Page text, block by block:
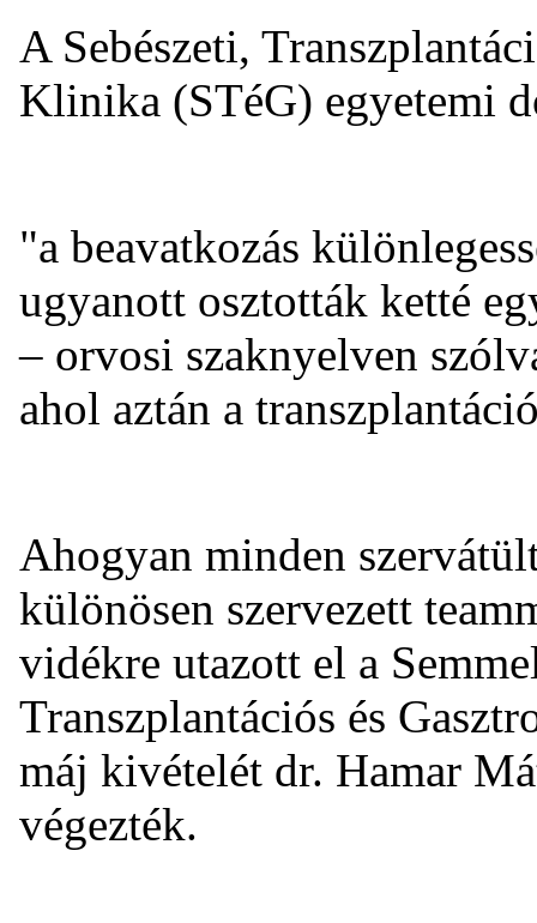
A Sebészeti,
Klinika (STéG) egyetemi
"a beavatkozás
ugyanott osztották ketté
– orvosi szaknyelven
ahol aztán a
Ahogyan minden
különösen szervezett
vidékre utazott el a
Transzplantációs és
máj kivételét dr. Hamar
végezték.